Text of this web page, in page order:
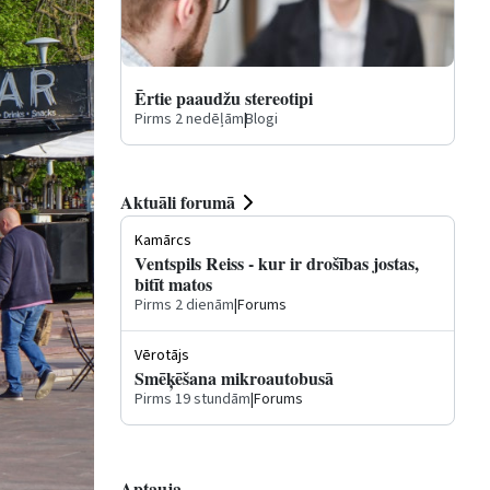
Ērtie paaudžu stereotipi
Pirms 2 nedēļām|Blogi
Aktuāli forumā
Kamārcs
Ventspils Reiss - kur ir drošības jostas,
bitīt matos
Pirms 2 dienām|Forums
Vērotājs
Smēķēšana mikroautobusā
Pirms 19 stundām|Forums